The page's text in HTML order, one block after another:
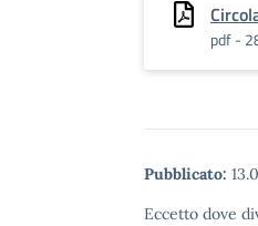
pdf -
Pubblicato:
Eccetto dove